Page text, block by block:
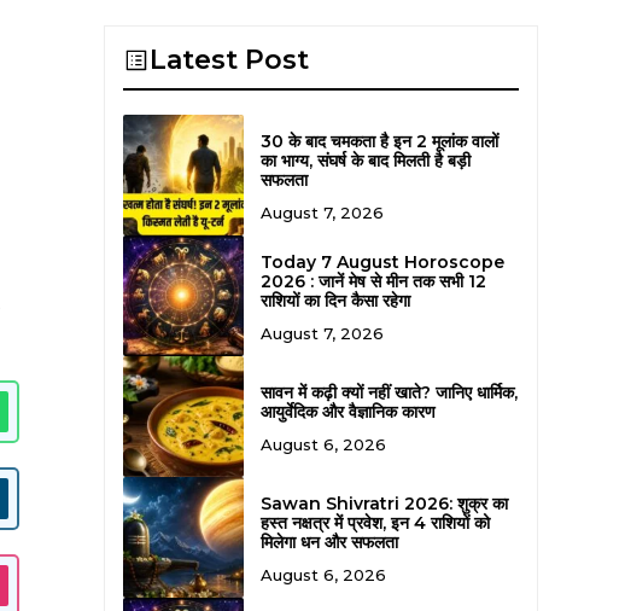
Latest Post
30 के बाद चमकता है इन 2 मूलांक वालों
का भाग्य, संघर्ष के बाद मिलती है बड़ी
सफलता
August 7, 2026
Today 7 August Horoscope
2026 : जानें मेष से मीन तक सभी 12
राशियों का दिन कैसा रहेगा
August 7, 2026
सावन में कढ़ी क्यों नहीं खाते? जानिए धार्मिक,
आयुर्वेदिक और वैज्ञानिक कारण
August 6, 2026
Sawan Shivratri 2026: शुक्र का
हस्त नक्षत्र में प्रवेश, इन 4 राशियों को
मिलेगा धन और सफलता
August 6, 2026